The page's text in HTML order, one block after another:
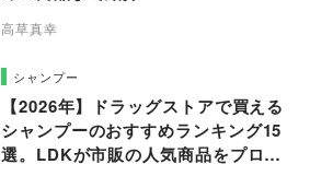
高草真幸
シャンプー
【2026年】ドラッグストアで買える
シャンプーのおすすめランキング15
選。LDKが市販の人気商品をプロと